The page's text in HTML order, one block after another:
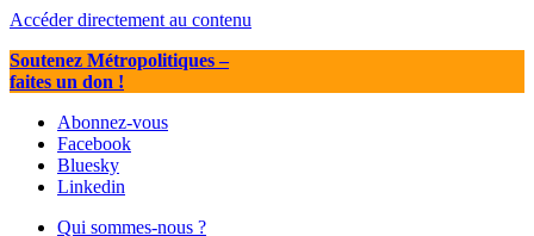
Accéder directement au contenu
Soutenez Métropolitiques–
faites un don !
Abonnez-vous
Facebook
Bluesky
Linkedin
Qui sommes-nous ?